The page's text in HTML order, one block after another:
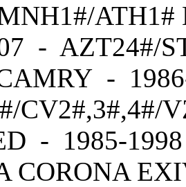
- AZT24#/
-
- 1985-
CORONA